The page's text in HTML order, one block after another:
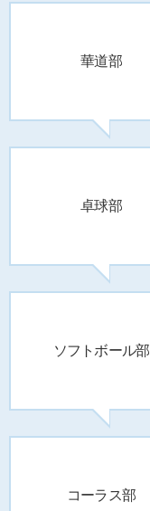
華道部
卓球部
ソフトボール部
コーラス部